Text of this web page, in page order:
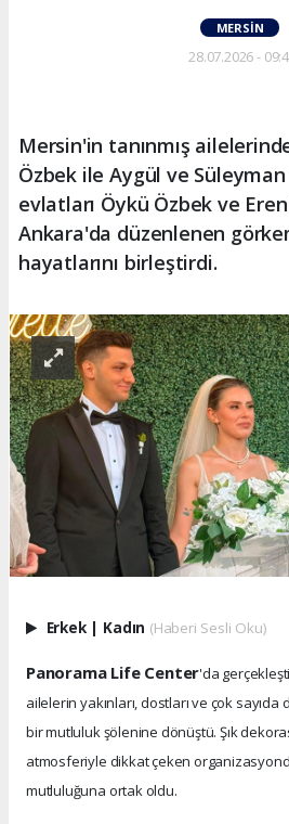
MERSIN
28.07.2026 -
Mersin'in tanınmış
Özbek ile Aygül ve
evlatları Öykü Özbek ve
Ankara'da düzenlenen
hayatlarını birleştirdi.
Erkek | Kadın (Haberi Sesli Oku)
Panorama Life Center'da
ailelerin yakınları, dostları ve çok sayıda
bir mutluluk şölenine dönüştü. Şık
atmosferiyle dikkat çeken
mutluluğuna ortak oldu.